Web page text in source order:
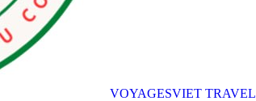
VOYAGESVIET TRAVEL